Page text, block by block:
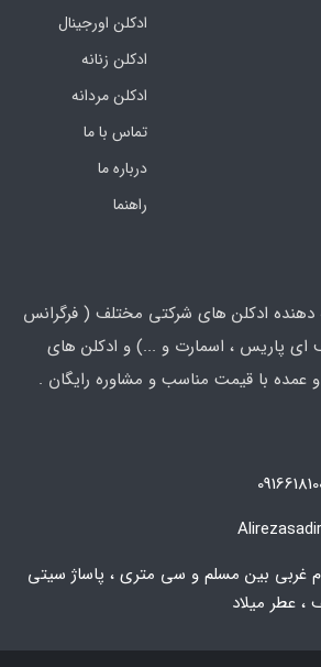
ادکلن اورجینال
ادکلن زنانه
ادکلن مردانه
تماس با ما
درباره ما
راهنما
دهنده ادکلن های شرکتی مختلف ( فرگرانس
اف ای پاریس ، اسمارت و ...) و ادکلن های
عمده با قیمت مناسب و مشاوره رایگان .
غربی بین مسلم و سی متری ، پاساژ سیتی
، عطر میلاد